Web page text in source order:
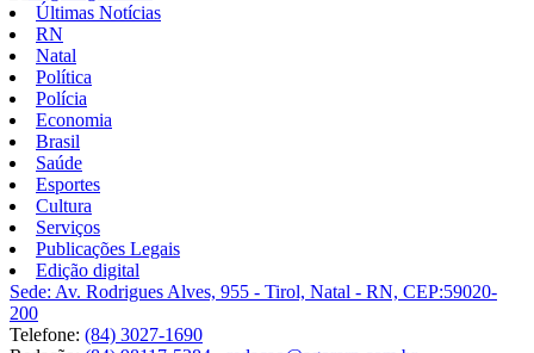
Últimas Notícias
RN
Natal
Política
Polícia
Economia
Brasil
Saúde
Esportes
Cultura
Serviços
Publicações Legais
Edição digital
Sede: Av. Rodrigues Alves, 955 - Tirol, Natal - RN, CEP:59020-
200
Telefone: (84) 3027-1690